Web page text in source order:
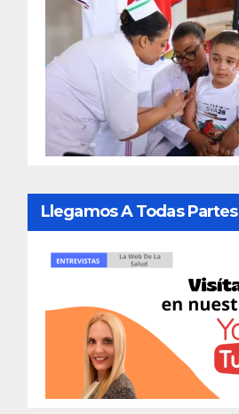
Llegamos A Todas Partes